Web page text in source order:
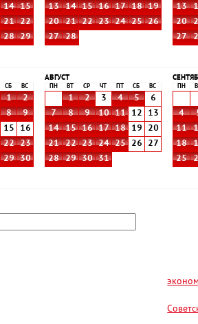
14
15
21
22
28
29
13
14 15 16 17 18
19
20
21 22 23 24 25
26
27
28
13
20
27
СБ ВС
1
2
8
9
15
16
22
23
29
30
АВГУСТ
ПН ВТ СР ЧТ СБ ВС
1 2 3 4 5
6
7
8 9 10 11 12
13
14
15 16 17 18 19
20
21
22 23 24 25 26
27
28
29 30 31
ПН
4
11
18
25